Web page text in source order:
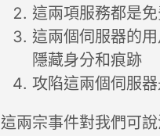
這兩項服務都是
這兩個伺服器的
隱藏身分和痕跡
攻陷這兩個伺服
這兩宗事件對我們可